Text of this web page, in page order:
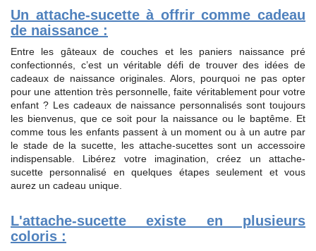
Un attache-sucette à offrir comme cadeau
de naissance :
Entre les gâteaux de couches et les paniers naissance pré
confectionnés, c’est un véritable défi de trouver des idées de
cadeaux de naissance originales. Alors, pourquoi ne pas opter
pour une attention très personnelle, faite véritablement pour votre
enfant ? Les cadeaux de naissance personnalisés sont toujours
les bienvenus, que ce soit pour la naissance ou le baptême. Et
comme tous les enfants passent à un moment ou à un autre par
le stade de la sucette, les attache-sucettes sont un accessoire
indispensable. Libérez votre imagination, créez un attache-
sucette personnalisé en quelques étapes seulement et vous
aurez un cadeau unique.
L'attache-sucette existe en plusieurs
coloris :